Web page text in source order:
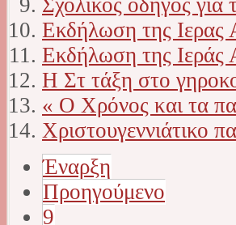
Εκδήλωση της Ιερας
Εκδήλωση της Ιεράς
Η Στ τάξη στο
« Ο Χρόνος και τα
Χριστουγεννιάτικο
Έναρξη
Προηγούμενο
9